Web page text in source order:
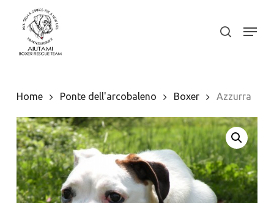
content
search
Menu
Home Ponte dell'arcobaleno Boxer Azzurra
Close